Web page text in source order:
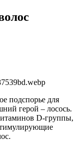
подспорье для
герой – лосось.
D-группы,